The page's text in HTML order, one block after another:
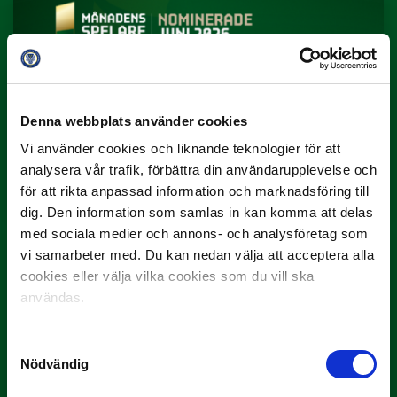
Denna webbplats använder cookies
Vi använder cookies och liknande teknologier för att
analysera vår trafik, förbättra din användarupplevelse och
för att rikta anpassad information och marknadsföring till
dig. Den information som samlas in kan komma att delas
med sociala medier och annons- och analysföretag som
vi samarbeter med. Du kan nedan välja att acceptera alla
cookies eller välja vilka cookies som du vill ska
användas.
Nödvändig
3 JULI
Rösta på Månadens Spelare i juni
Yttrar gör…